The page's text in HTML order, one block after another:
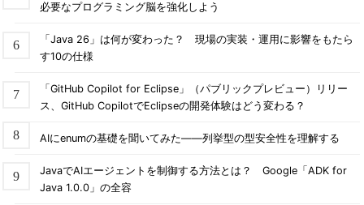
必要なプログラミング脳を強化しよう
「Java 26」は何が変わった？ 現場の実装・運用に影響をもたら
す10の仕様
「GitHub Copilot for Eclipse」（パブリックプレビュー）リリー
ス、GitHub CopilotでEclipseの開発体験はどう変わる？
AIにenumの基礎を聞いてみた――列挙型の型安全性を理解する
JavaでAIエージェントを制御する方法とは？ Google「ADK for
Java 1.0.0」の全容